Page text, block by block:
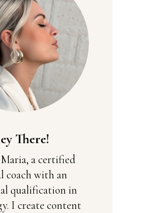
There!
a certified
coach with an
qualification in
I create content